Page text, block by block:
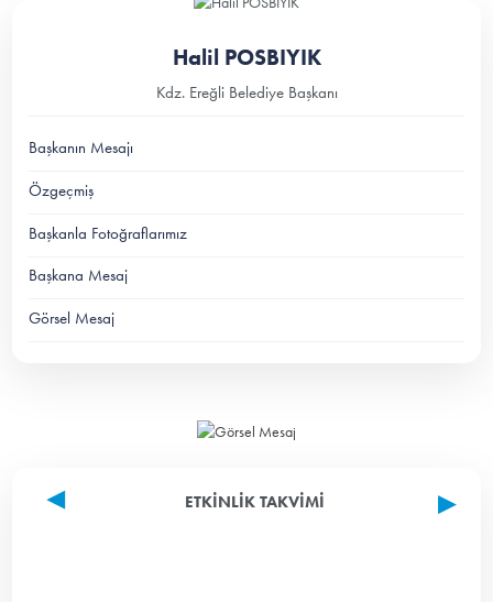
Halil POSBIYIK
Kdz. Ereğli Belediye Başkanı
Başkanın Mesajı
Özgeçmiş
Başkanla Fotoğraflarımız
Başkana Mesaj
Görsel Mesaj
ETKINLIK TAKVIMI